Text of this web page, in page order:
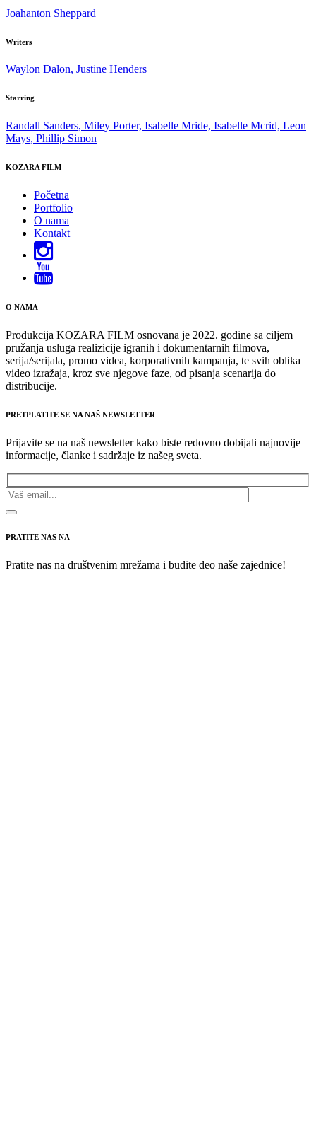
Joahanton Sheppard
Writers
Waylon Dalon, Justine Henders
Starring
Randall Sanders, Miley Porter, Isabelle Mride, Isabelle Mcrid, Leon
Mays, Phillip Simon
KOZARA FILM
Početna
Portfolio
O nama
Kontakt
O NAMA
Produkcija KOZARA FILM osnovana je 2022. godine sa ciljem
pružanja usluga realizicije igranih i dokumentarnih filmova,
serija/serijala, promo videa, korporativnih kampanja, te svih oblika
video izražaja, kroz sve njegove faze, od pisanja scenarija do
distribucije.
PRETPLATITE SE NA NAŠ NEWSLETTER
Prijavite se na naš newsletter kako biste redovno dobijali najnovije
informacije, članke i sadržaje iz našeg sveta.
PRATITE NAS NA
Pratite nas na društvenim mrežama i budite deo naše zajednice!